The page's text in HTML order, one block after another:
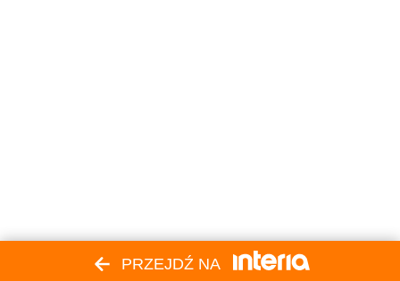
PRZEJDŹ NA